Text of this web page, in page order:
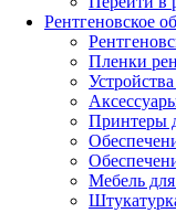
Рентгеновское
Пленки
Принтеры
Мебель